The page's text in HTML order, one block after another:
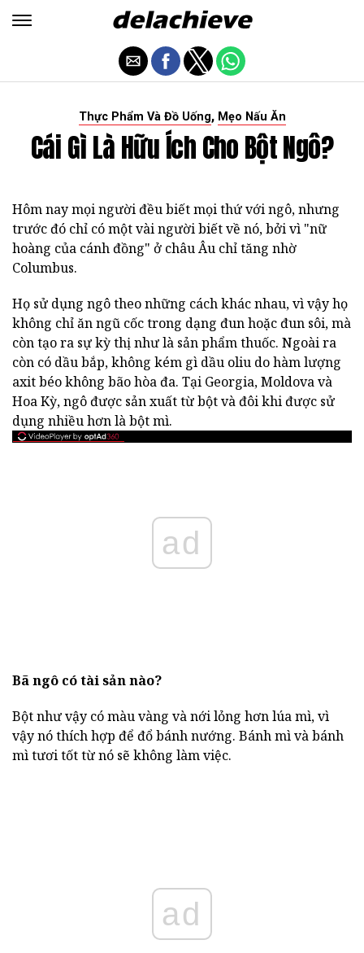
Thực Phẩm Và Đồ Uống, Mẹo Nấu Ăn
Cái Gì Là Hữu Ích Cho Bột Ngô?
Hôm nay mọi người đều biết mọi thứ với ngô, nhưng
trước đó chỉ có một vài người biết về nó, bởi vì "nữ
hoàng của cánh đồng" ở châu Âu chỉ tăng nhờ
Columbus.
Họ sử dụng ngô theo những cách khác nhau, vì vậy họ
không chỉ ăn ngũ cốc trong dạng đun hoặc đun sôi, mà
còn tạo ra sự kỳ thị như là sản phẩm thuốc. Ngoài ra
còn có dầu bắp, không kém gì dầu oliu do hàm lượng
axit béo không bão hòa đa. Tại Georgia, Moldova và
Hoa Kỳ, ngô được sản xuất từ bột và đôi khi được sử
dụng nhiều hơn là bột mì.
ad
Bã ngô có tài sản nào?
Bột như vậy có màu vàng và nới lỏng hơn lúa mì, vì
vậy nó thích hợp để đổ bánh nướng. Bánh mì và bánh
mì tươi tốt từ nó sẽ không làm việc.
ad